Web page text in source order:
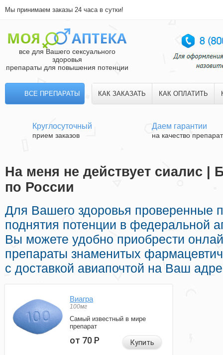
Мы принимаем заказы 24 часа в сутки!
все для Вашего сексуального
здоровья
препараты для повышения потенции
ВСЕ ПРЕПАРАТЫ КАК ЗАКАЗАТЬ КАК ОПЛАТИТЬ
Круглосуточный
прием заказов
Даем гарантии
на качество
На меня не действует сиалис |
по России
Для Вашего здоровья проверенные
поднятия потенции в федеральной
Вы можете удобно приобрести
препараты знаменитых
с доставкой авиапочтой на Ваш
Виагра
100мг
Самый известный в мире
препарат
от 70Р Купить